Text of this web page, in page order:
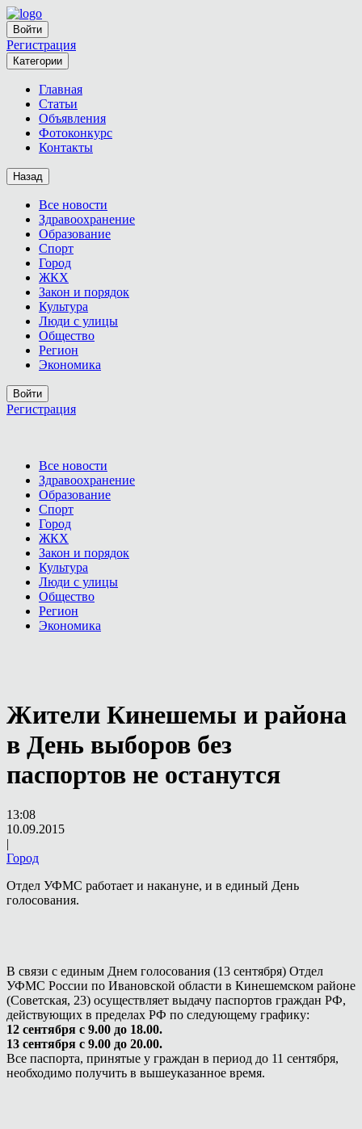
Войти
Регистрация
Категории
Главная
Статьи
Объявления
Фотоконкурс
Контакты
Назад
Все новости
Здравоохранение
Образование
Спорт
Город
ЖКХ
Закон и порядок
Культура
Люди с улицы
Общество
Регион
Экономика
Войти
Регистрация
Все новости
Здравоохранение
Образование
Спорт
Город
ЖКХ
Закон и порядок
Культура
Люди с улицы
Общество
Регион
Экономика
Жители Кинешемы и района
в День выборов без
паспортов не останутся
13:08
10.09.2015
|
Город
Отдел УФМС работает и накануне, и в единый День
голосования.
В связи с единым Днем голосования (13 сентября) Отдел
УФМС России по Ивановской области в Кинешемском районе
(Советская, 23) осуществляет выдачу паспортов граждан РФ,
действующих в пределах РФ по следующему графику:
12 сентября с 9.00 до 18.00.
13 сентября с 9.00 до 20.00.
Все паспорта, принятые у граждан в период до 11 сентября,
необходимо получить в вышеуказанное время.